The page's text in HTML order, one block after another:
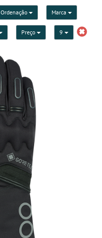
Ordenação Marca
Preço 9